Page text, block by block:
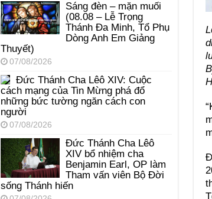
Sáng đèn – mặn muối
(08.08 – Lễ Trọng
Thánh Đa Minh, Tổ Phụ
Dòng Anh Em Giảng
Thuyết)
07/08/2026
Đức Thánh Cha Lêô XIV: Cuộc
cách mạng của Tin Mừng phá đổ
những bức tường ngăn cách con
người
07/08/2026
Đức Thánh Cha Lêô
XIV bổ nhiệm cha
Benjamin Earl, OP làm
Tham vấn viên Bộ Đời
sống Thánh hiến